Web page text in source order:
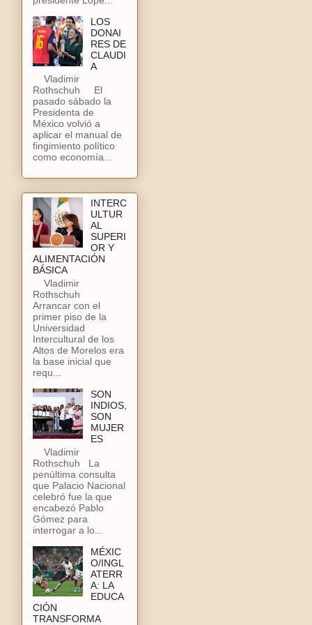
LOS
DONAI
RES DE
CLAUDI
A
Vladimir
Rothschuh El
pasado sábado la
Presidenta de
México volvió a
aplicar el manual de
fingimiento político
como economía...
INTERC
ULTUR
AL
SUPERI
OR Y
ALIMENTACIÓN
BÁSICA
Vladimir
Rothschuh
Arrancar con el
primer piso de la
Universidad
Intercultural de los
Altos de Morelos era
la base inicial que
requ...
SON
INDIOS,
SON
MUJER
ES
Vladimir
Rothschuh La
penúltima consulta
que Palacio Nacional
celebró fue la que
encabezó Pablo
Gómez para
interrogar a lo...
MÉXIC
O/INGL
ATERR
A: LA
EDUCA
CIÓN
TRANSFORMA